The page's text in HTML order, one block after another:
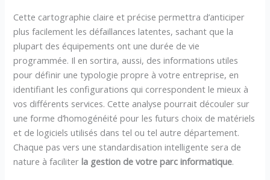
Cette cartographie claire et précise permettra d’anticiper
plus facilement les défaillances latentes, sachant que la
plupart des équipements ont une durée de vie
programmée. Il en sortira, aussi, des informations utiles
pour définir une typologie propre à votre entreprise, en
identifiant les configurations qui correspondent le mieux à
vos différents services. Cette analyse pourrait découler sur
une forme d’homogénéité pour les futurs choix de matériels
et de logiciels utilisés dans tel ou tel autre département.
Chaque pas vers une standardisation intelligente sera de
nature à faciliterla gestion de votre parc informatique.